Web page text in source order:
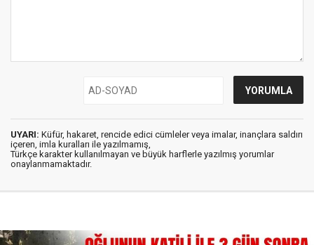
UYARI: Küfür, hakaret, rencide edici cümleler veya imalar, inançlara saldırı
içeren, imla kuralları ile yazılmamış,
Türkçe karakter kullanılmayan ve büyük harflerle yazılmış yorumlar
onaylanmamaktadır.